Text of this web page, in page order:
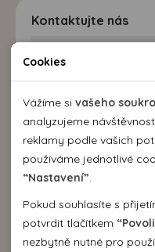
Kontaktujte nás
EMMA Agency spol. s r.o.
cestovní kancelář
Kozí 10, 602 00 Brno
+420 542 214 343
emma@emma.cz
Dovolená 2026
Dovolená Španělsko 2026
Cookies
Vážíme si vašeho
analyzujeme
reklamy podle vašich
používáme jednotlivé
“Nastavení”.
Pokud souhlasíte s
potvrdit tlačítkem
nezbytně nutné pro
Nutné cookies
použitelná tak, že
stránky a přístup k
Webová stránka
cookies.
Analytické cookies
Pomocí analytických